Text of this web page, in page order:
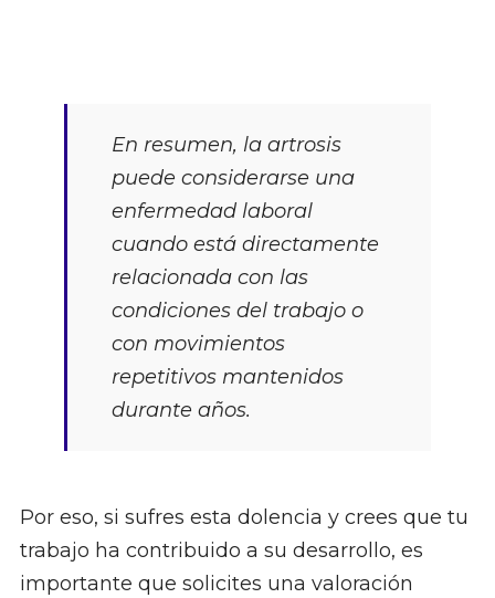
En resumen, la artrosis
puede considerarse una
enfermedad laboral
cuando está directamente
relacionada con las
condiciones del trabajo o
con movimientos
repetitivos mantenidos
durante años.
Por eso, si sufres esta dolencia y crees que tu
trabajo ha contribuido a su desarrollo, es
importante que solicites una valoración